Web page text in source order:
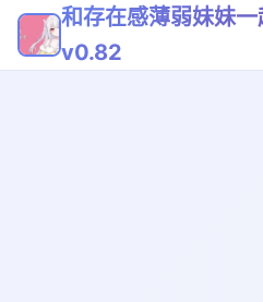
和存在感薄弱妹妹
v0.82